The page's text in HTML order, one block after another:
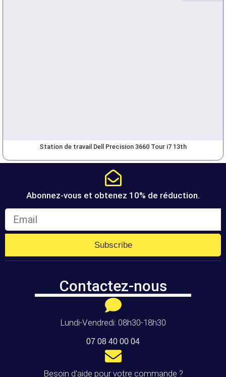
Station de travail Dell Precision 3660 Tour i7 13th
Abonnez-vous et obtenez 10% de réduction.
Subscribe
Contactez-nous
Lundi-Vendredi: 08h30-18h30
07 08 40 00 04
Besoin d'aide pour votre commande ?